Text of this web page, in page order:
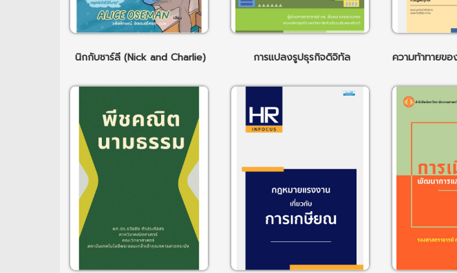
นิกกับชาร์ลี (Nick and Charlie) การแปลงรูปธุรกิจดิจิทัล